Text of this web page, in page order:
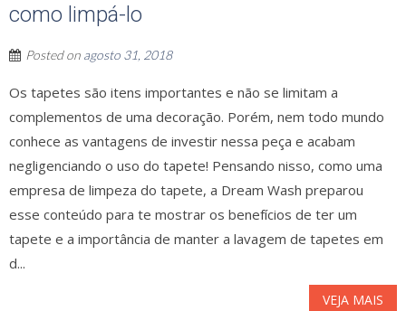
como limpá-lo
Posted on agosto 31, 2018
Os tapetes são itens importantes e não se limitam a
complementos de uma decoração. Porém, nem todo mundo
conhece as vantagens de investir nessa peça e acabam
negligenciando o uso do tapete! Pensando nisso, como uma
empresa de limpeza do tapete, a Dream Wash preparou
esse conteúdo para te mostrar os benefícios de ter um
tapete e a importância de manter a lavagem de tapetes em
d...
VEJA MAIS